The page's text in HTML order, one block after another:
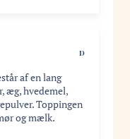
D
af en lang
æg, hvedemel,
Toppingen
og mælk.